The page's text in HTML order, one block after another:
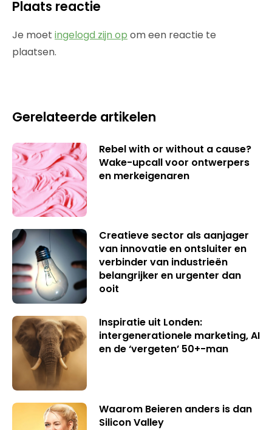
Plaats reactie
Je moet ingelogd zijn op om een reactie te
plaatsen.
Gerelateerde artikelen
Rebel with or without a cause?
Wake-upcall voor ontwerpers
en merkeigenaren
Creatieve sector als aanjager
van innovatie en ontsluiter en
verbinder van industrieën
belangrijker en urgenter dan
ooit
Inspiratie uit Londen:
intergenerationele marketing, AI
en de ‘vergeten’ 50+-man
Waarom Beieren anders is dan
Silicon Valley